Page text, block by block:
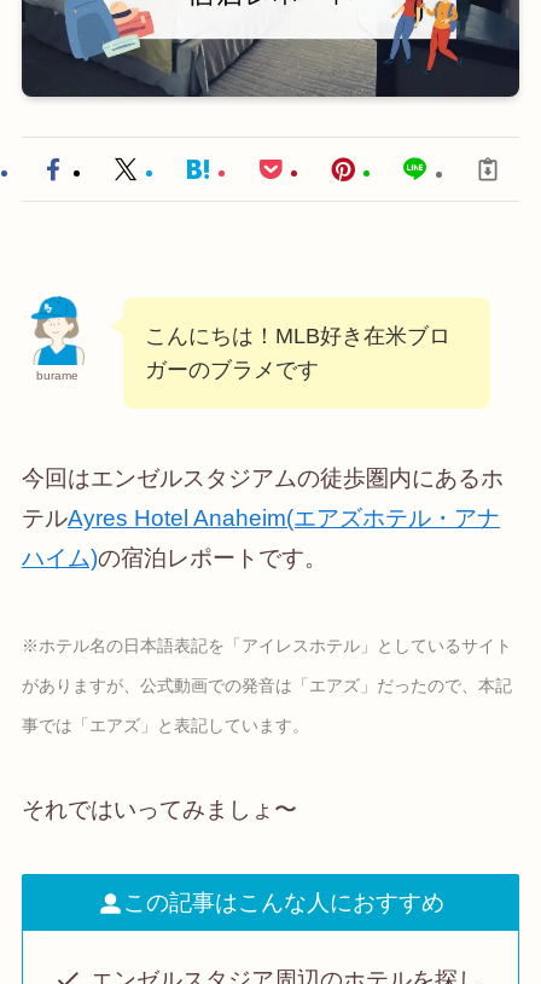
burame
こんにちは！MLB好き在米ブロ
ガーのブラメです
今回はエンゼルスタジアムの徒歩圏内にあるホ
テルAyres Hotel Anaheim(エアズホテル・アナ
ハイム)の宿泊レポートです。
※ホテル名の日本語表記を「アイレスホテル」としているサイト
がありますが、公式動画での発音は「エアズ」だったので、本記
事では「エアズ」と表記しています。
それではいってみましょ〜
この記事はこんな人におすすめ